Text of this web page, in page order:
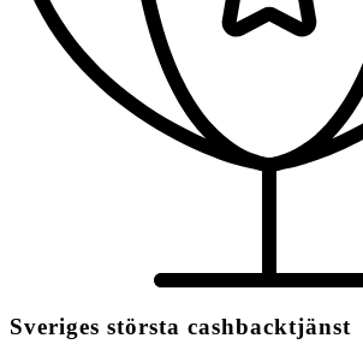
Sveriges största cashbacktjänst